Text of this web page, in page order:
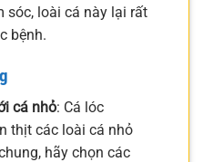
sóc, loài cá này lại rất
bệnh.
cá nhỏ: Cá lóc
thịt các loài cá nhỏ
hãy chọn các